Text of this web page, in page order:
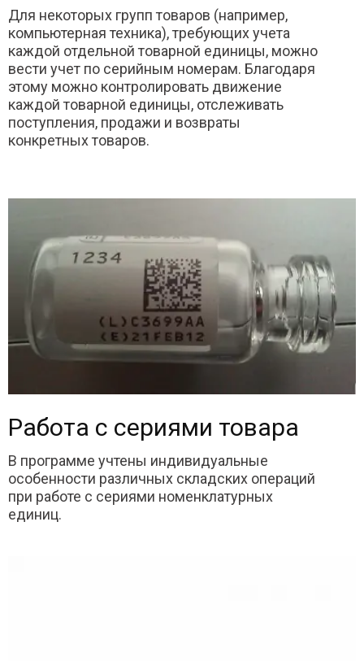
Для некоторых групп товаров (например,
компьютерная техника), требующих учета
каждой отдельной товарной единицы, можно
вести учет по серийным номерам. Благодаря
этому можно контролировать движение
каждой товарной единицы, отслеживать
поступления, продажи и возвраты
конкретных товаров.
Работа с сериями товара
В программе учтены индивидуальные
особенности различных складских операций
при работе с сериями номенклатурных
единиц.